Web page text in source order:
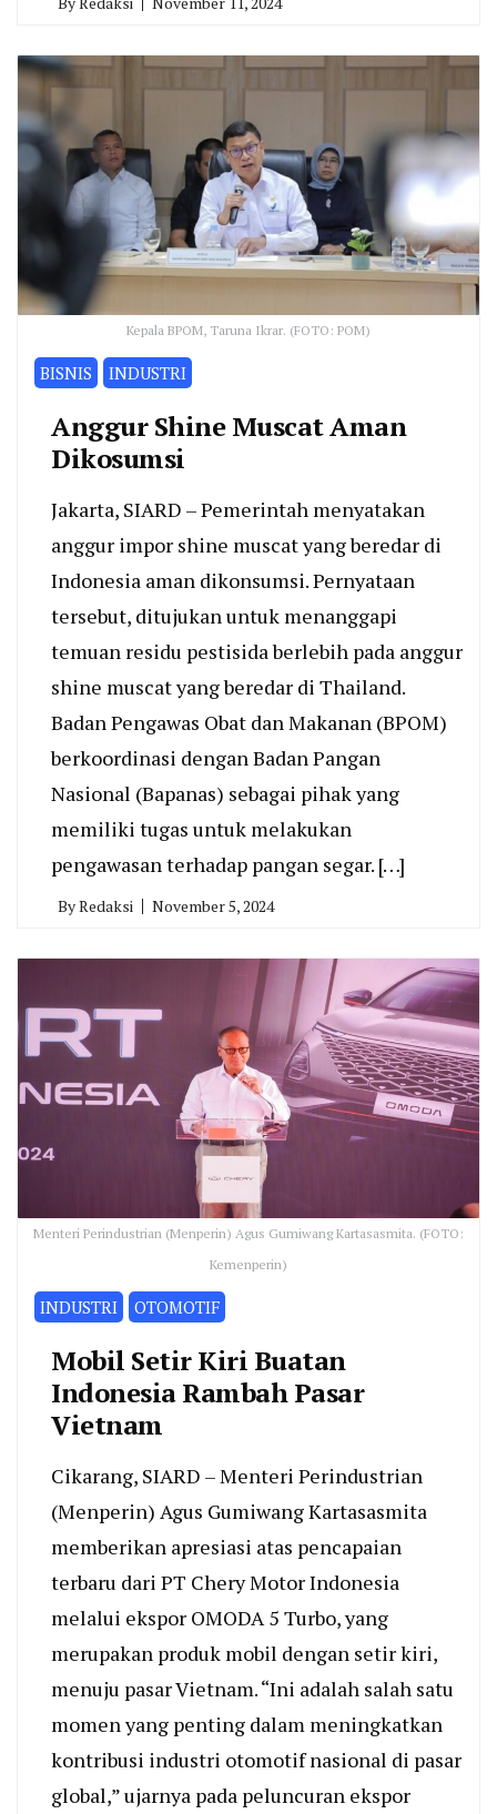
Kepala BPOM, Taruna Ikrar. (FOTO: POM)
BISNIS INDUSTRI
Anggur Shine Muscat Aman
Dikosumsi
Jakarta, SIARD – Pemerintah menyatakan
anggur impor shine muscat yang beredar di
Indonesia aman dikonsumsi. Pernyataan
tersebut, ditujukan untuk menanggapi
temuan residu pestisida berlebih pada anggur
shine muscat yang beredar di Thailand.
Badan Pengawas Obat dan Makanan (BPOM)
berkoordinasi dengan Badan Pangan
Nasional (Bapanas) sebagai pihak yang
memiliki tugas untuk melakukan
pengawasan terhadap pangan segar. […]
ByRedaksi November 5, 2024
Menteri Perindustrian (Menperin) Agus Gumiwang Kartasasmita. (FOTO:
Kemenperin)
INDUSTRI OTOMOTIF
Mobil Setir Kiri Buatan
Indonesia Rambah Pasar
Vietnam
Cikarang, SIARD – Menteri Perindustrian
(Menperin) Agus Gumiwang Kartasasmita
memberikan apresiasi atas pencapaian
terbaru dari PT Chery Motor Indonesia
melalui ekspor OMODA 5 Turbo, yang
merupakan produk mobil dengan setir kiri,
menuju pasar Vietnam. “Ini adalah salah satu
momen yang penting dalam meningkatkan
kontribusi industri otomotif nasional di pasar
global,” ujarnya pada peluncuran ekspor